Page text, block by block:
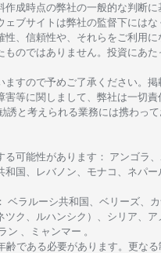
作成時点の弊社の一般的な判断に
ェブサイトは弊社の監督下にはな
性、信頼性や、それらをご利用に
ものではありません。 投資に あた
ますので予めご了承ください。 掲
害等に関し まして、 弊社は一切責
誘と 考えられる業務には携わって
る可能性があります ： アンゴラ
和国、レバノン、モナコ、ネパー
： ベラルーシ共和国、ベリーズ、カ
ツク、ルハンシク）、シリア、 ア
ン 、ミャンマー 。
齢である必要があります。 更なる